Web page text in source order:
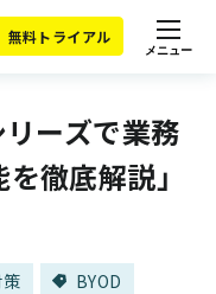
無料トライアル
メニュー
ーズで業務
徹底解説」
BYOD